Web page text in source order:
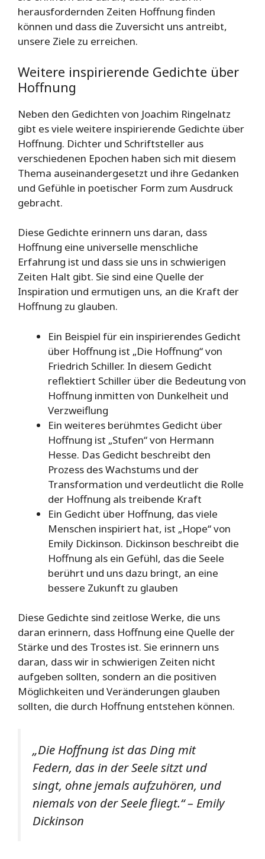
herausfordernden Zeiten Hoffnung finden
können und dass die Zuversicht uns antreibt,
unsere Ziele zu erreichen.
Weitere inspirierende Gedichte über
Hoffnung
Neben den Gedichten von Joachim Ringelnatz
gibt es viele weitere inspirierende Gedichte über
Hoffnung. Dichter und Schriftsteller aus
verschiedenen Epochen haben sich mit diesem
Thema auseinandergesetzt und ihre Gedanken
und Gefühle in poetischer Form zum Ausdruck
gebracht.
Diese Gedichte erinnern uns daran, dass
Hoffnung eine universelle menschliche
Erfahrung ist und dass sie uns in schwierigen
Zeiten Halt gibt. Sie sind eine Quelle der
Inspiration und ermutigen uns, an die Kraft der
Hoffnung zu glauben.
Ein Beispiel für ein inspirierendes Gedicht
über Hoffnung ist „Die Hoffnung“ von
Friedrich Schiller. In diesem Gedicht
reflektiert Schiller über die Bedeutung von
Hoffnung inmitten von Dunkelheit und
Verzweiflung
Ein weiteres berühmtes Gedicht über
Hoffnung ist „Stufen“ von Hermann
Hesse. Das Gedicht beschreibt den
Prozess des Wachstums und der
Transformation und verdeutlicht die Rolle
der Hoffnung als treibende Kraft
Ein Gedicht über Hoffnung, das viele
Menschen inspiriert hat, ist „Hope“ von
Emily Dickinson. Dickinson beschreibt die
Hoffnung als ein Gefühl, das die Seele
berührt und uns dazu bringt, an eine
bessere Zukunft zu glauben
Diese Gedichte sind zeitlose Werke, die uns
daran erinnern, dass Hoffnung eine Quelle der
Stärke und des Trostes ist. Sie erinnern uns
daran, dass wir in schwierigen Zeiten nicht
aufgeben sollten, sondern an die positiven
Möglichkeiten und Veränderungen glauben
sollten, die durch Hoffnung entstehen können.
„Die Hoffnung ist das Ding mit
Federn, das in der Seele sitzt und
singt, ohne jemals aufzuhören, und
niemals von der Seele fliegt.“ – Emily
Dickinson